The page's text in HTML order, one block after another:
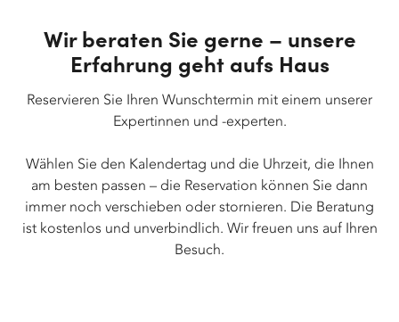
Wir beraten Sie gerne – unsere
Erfahrung geht aufs Haus
Reservieren Sie Ihren Wunschtermin mit einem unserer
Expertinnen und -experten.
Wählen Sie den Kalendertag und die Uhrzeit, die Ihnen
am besten passen – die Reservation können Sie dann
immer noch verschieben oder stornieren. Die Beratung
ist kostenlos und unverbindlich. Wir freuen uns auf Ihren
Besuch.